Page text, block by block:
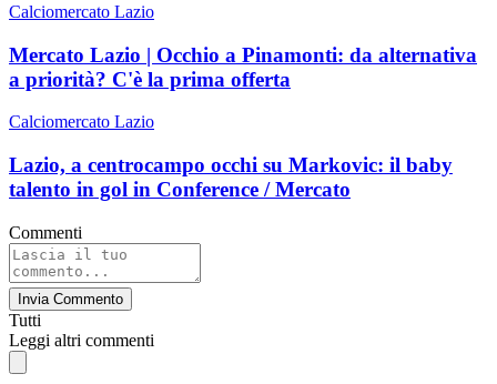
Calciomercato Lazio
Mercato Lazio | Occhio a Pinamonti: da alternativa
a priorità? C'è la prima offerta
Calciomercato Lazio
Lazio, a centrocampo occhi su Markovic: il baby
talento in gol in Conference / Mercato
Commenti
Invia Commento
Tutti
Leggi altri commenti